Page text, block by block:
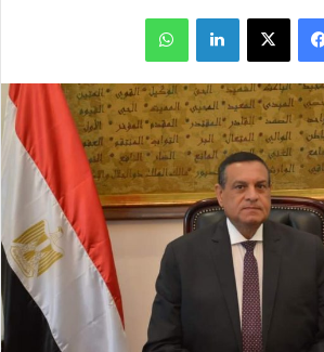
فيسبوك X لينكدإن